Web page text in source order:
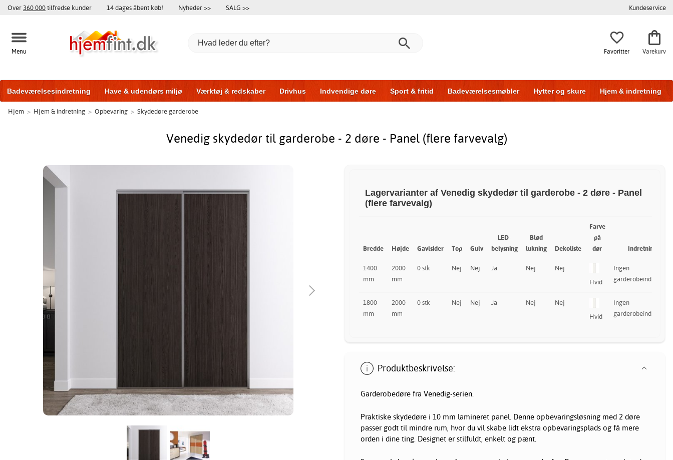
Over 360 000tilfredse kunder 14 dages åbent køb! Nyheder >> SALG >> Kundeservice
Menu Favoritter Varekurv
Badeværelsesindretning Have & udendørs miljø Værktøj & redskaber Drivhus Indvendige døre Sport & fritid Badeværelsesmøbler Hytter og skure Hjem & indretning
Træningsudstyr Yderdøre Vinduer Garageporte
Hjem > Hjem & indretning > Opbevaring > Skydedøre garderobe
Venedig skydedør til garderobe - 2 døre - Panel (flere farvevalg)
Lagervarianter af Venedig skydedør til garderobe - 2 døre - Panel
(flere farvevalg)
Bredde Højde Gavlsider Top Gulv
LED-
belysning
Blød
lukning
Dekoliste
Farve
på
dør
Indretning
1400
mm
2000
mm
0 stk Nej Nej Ja Nej
Nej
Hvid
Ingen
garderobeindretning
1800
mm
2000
mm
0 stk Nej Nej Ja Nej
Nej
Hvid
Ingen
garderobeindretning
Produktbeskrivelse:
Garderobedøre fra Venedig-serien.
Praktiske skydedøre i 10 mm lamineret panel. Denne opbevaringsløsning med 2 døre
passer godt til mindre rum, hvor du vil skabe lidt ekstra opbevaringsplads og få mere
orden i dine ting. Designet er stilfuldt, enkelt og pænt.